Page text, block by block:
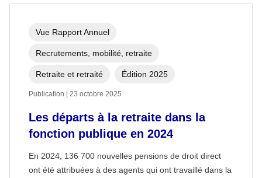
Les départs à la retraite dans la
fonction publique en 2024
En 2024, 136 700 nouvelles pensions de droit direct
ont été attribuées à des agents qui ont travaillé dans la
Vue Rapport Annuel
Recrutements, mobilité, retraite
Retraite et retraité Édition 2025
Publication | 23 octobre 2025